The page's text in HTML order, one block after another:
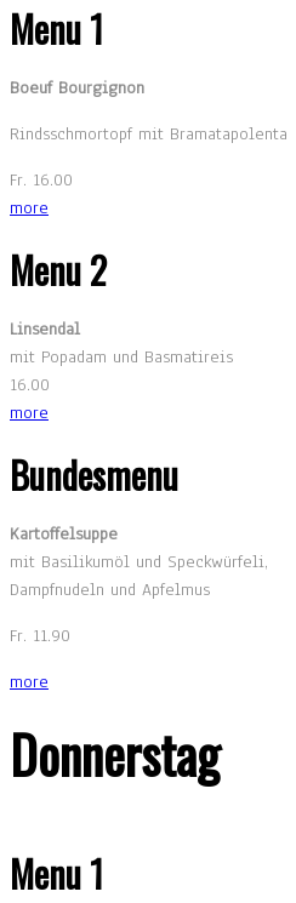
Menu 1
Boeuf Bourgignon
Rindsschmortopf mit Bramatapolenta
Fr. 16.00
more
Menu 2
Linsendal
mit Popadam und Basmatireis
16.00
more
Bundesmenu
Kartoffelsuppe
mit Basilikumöl und Speckwürfeli,
Dampfnudeln und Apfelmus
Fr. 11.90
more
Donnerstag
Menu 1